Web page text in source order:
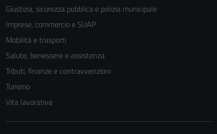
Giustizia, sicurezza pubblica e polizia municipale
Imprese, commercio e SUAP
Mobilità e trasporti
Salute, benessere e assistenza
Tributi, finanze e contravvenzioni
Turismo
Vita lavorativa
disabilitati.